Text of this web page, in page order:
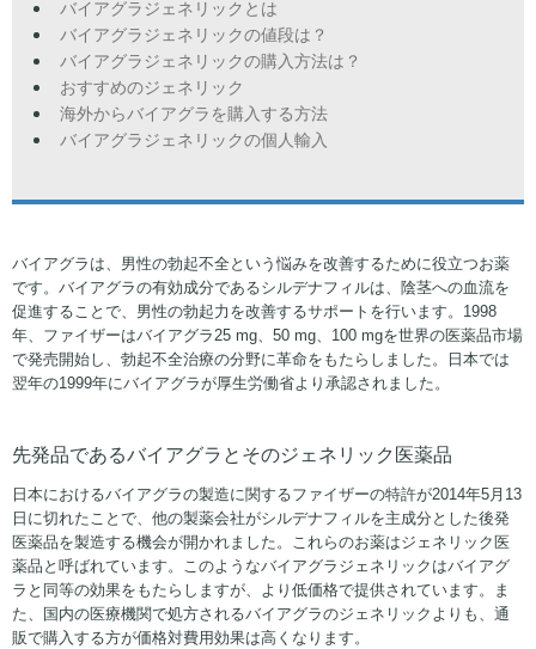
バイアグラジェネリックとは
バイアグラジェネリックの値段は？
バイアグラジェネリックの購入方法は？
おすすめのジェネリック
海外からバイアグラを購入する方法
バイアグラジェネリックの個人輸入
バイアグラは、男性の勃起不全という悩みを改善するために役立つお薬
です。バイアグラの有効成分であるシルデナフィルは、陰茎への血流を
促進することで、男性の勃起力を改善するサポートを行います。1998
年、ファイザーはバイアグラ25 mg、50 mg、100 mgを世界の医薬品市場
で発売開始し、勃起不全治療の分野に革命をもたらしました。日本では
翌年の1999年にバイアグラが厚生労働省より承認されました。
先発品であるバイアグラとそのジェネリック医薬品
日本におけるバイアグラの製造に関するファイザーの特許が2014年5月13
日に切れたことで、他の製薬会社がシルデナフィルを主成分とした後発
医薬品を製造する機会が開かれました。これらのお薬はジェネリック医
薬品と呼ばれています。このようなバイアグラジェネリックはバイアグ
ラと同等の効果をもたらしますが、より低価格で提供されています。ま
た、国内の医療機関で処方されるバイアグラのジェネリックよりも、通
販で購入する方が価格対費用効果は高くなります。